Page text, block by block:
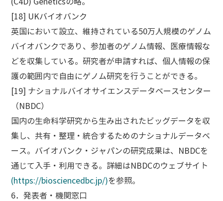
[18] UKバイオバンク
英国において設立、維持されている50万人規模のゲノム
バイオバンクであり、参加者のゲノム情報、医療情報な
どを収集している。研究者が申請すれば、個人情報の保
護の範囲内で自由にゲノム研究を行うことができる。
[19] ナショナルバイオサイエンスデータベースセンター
（NBDC）
国内の生命科学研究から生み出されたビッグデータを収
集し、共有・整理・統合するためのナショナルデータベ
ース。バイオバンク・ジャパンの研究成果は、NBDCを
通じて入手・利用できる。詳細はNBDCのウェブサイト
(https://biosciencedbc.jp/)を参照。
6．発表者・機関窓口